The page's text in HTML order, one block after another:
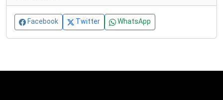
Facebook Twitter WhatsApp